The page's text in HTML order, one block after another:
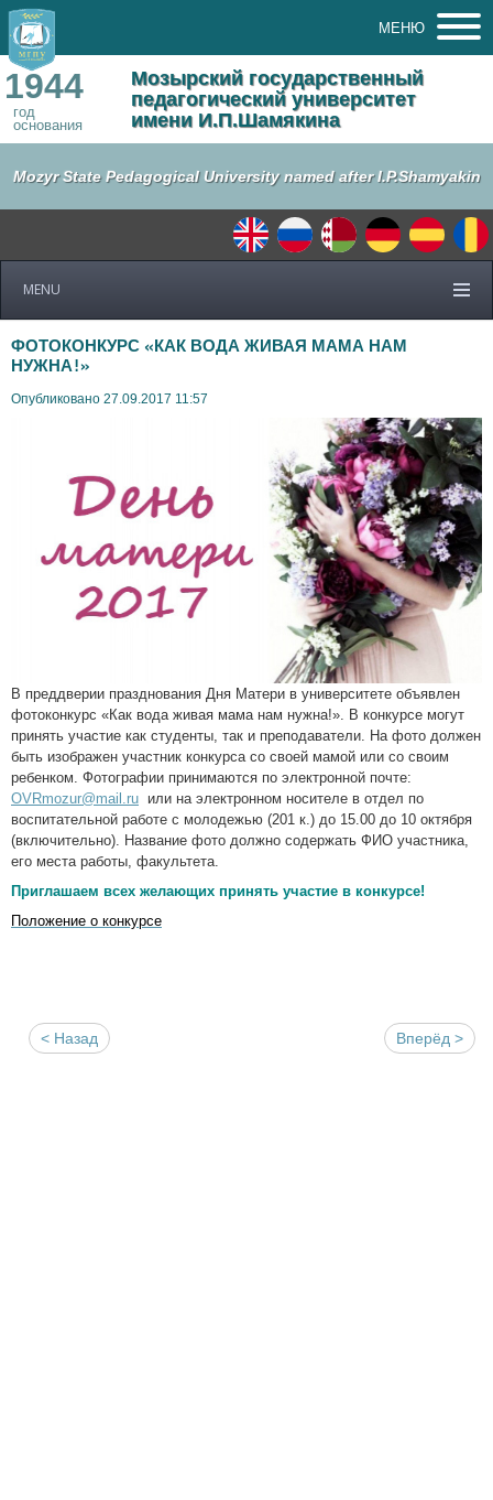
МЕНЮ
1944
год
основания
Мозырский государственный
педагогический университет
имени И.П.Шамякина
Mozyr State Pedagogical University named after I.P.Shamyakin
MENU
ФОТОКОНКУРС «КАК ВОДА ЖИВАЯ МАМА НАМ
НУЖНА!»
Опубликовано 27.09.2017 11:57
В преддверии празднования Дня Матери в университете объявлен
фотоконкурс «Как вода живая мама нам нужна!». В конкурсе могут
принять участие как студенты, так и преподаватели. На фото должен
быть изображен участник конкурса со своей мамой или со своим
ребенком. Фотографии принимаются по электронной почте:
OVRmozur@mail.ru или на электронном носителе в отдел по
воспитательной работе с молодежью (201 к.) до 15.00 до 10 октября
(включительно). Название фото должно содержать ФИО участника,
его места работы, факультета.
Приглашаем всех желающих принять участие в конкурсе!
Положение о конкурсе
< Назад Вперёд >